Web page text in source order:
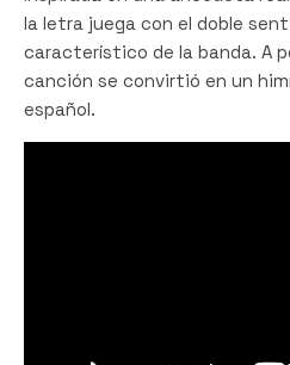
la letra juega con el doble
característico de la banda. A
canción se convirtió en un
español.